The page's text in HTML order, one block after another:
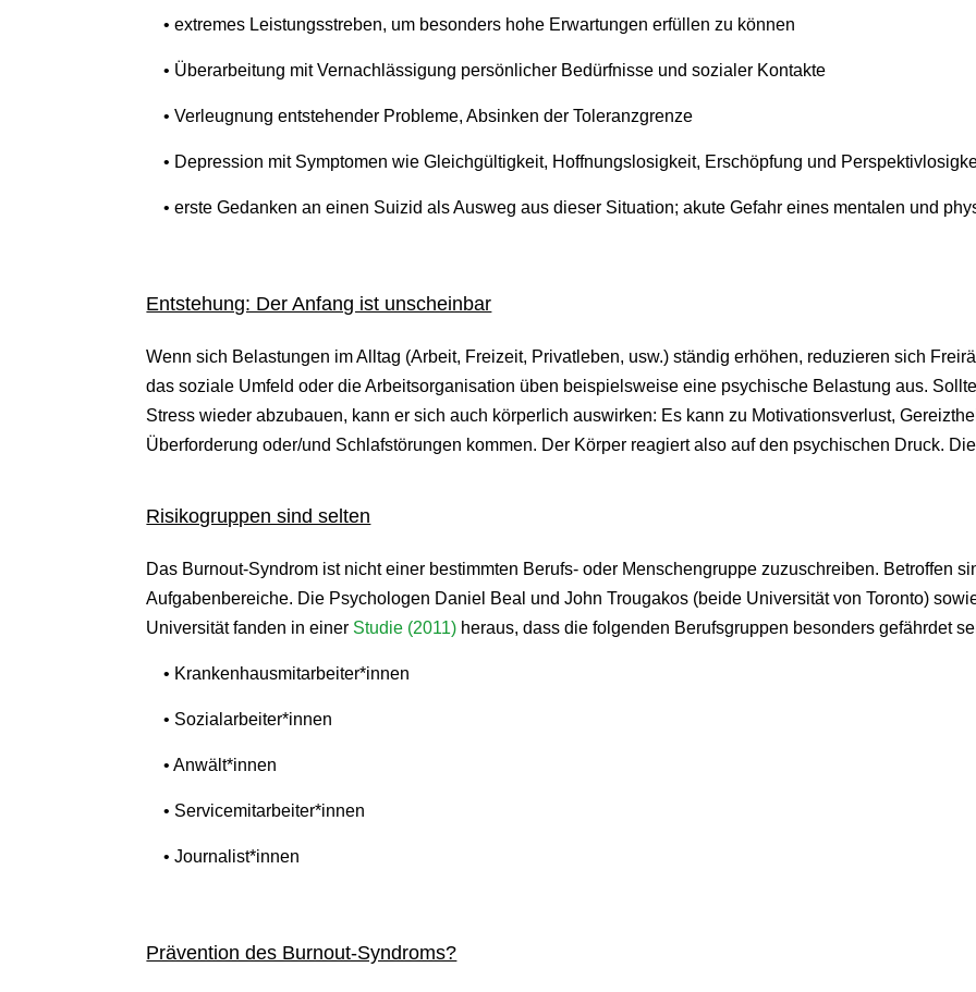
• extremes Leistungsstreben, um besonders hohe Erwartungen erfüllen zu können
• Überarbeitung mit Vernachlässigung persönlicher Bedürfnisse und sozialer Kontakte
• Verleugnung entstehender Probleme, Absinken der Toleranzgrenze
• Depression mit Symptomen wie Gleichgültigkeit, Hoffnungslosigkeit, Erschöpfung und
• erste Gedanken an einen Suizid als Ausweg aus dieser Situation; akute Gefahr eines mentalen und
Entstehung: Der Anfang ist unscheinbar
Wenn sich Belastungen im Alltag (Arbeit, Freizeit, Privatleben, usw.) ständig erhöhen, reduzieren sich
das soziale Umfeld oder die Arbeitsorganisation üben beispielsweise eine psychische Belastung aus.
Stress wieder abzubauen, kann er sich auch körperlich auswirken: Es kann zu Motivationsverlust,
Überforderung oder/und Schlafstörungen kommen. Der Körper reagiert also auf den psychischen Druck.
Risikogruppen sind selten
Das Burnout-Syndrom ist nicht einer bestimmten Berufs- oder Menschengruppe zuzuschreiben. Betroffen
Aufgabenbereiche. Die Psychologen Daniel Beal und John Trougakos (beide Universität von Toronto)
Universität fanden in einer Studie (2011) heraus, dass die folgenden Berufsgruppen besonders gefährdet
• Krankenhausmitarbeiter*innen
• Sozialarbeiter*innen
• Anwält*innen
• Servicemitarbeiter*innen
• Journalist*innen
Prävention des Burnout-Syndroms?